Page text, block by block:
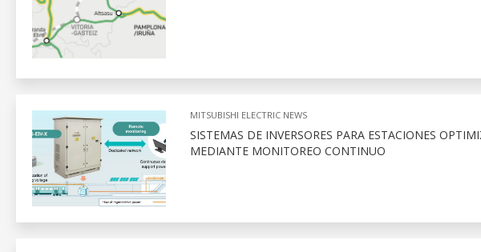
MITSUBISHI ELECTRIC NEWS
SISTEMAS DE INVERSORES PARA ESTACIONES
MEDIANTE MONITOREO CONTINUO